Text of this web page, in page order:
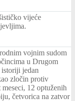
vijeće
vojnim sudom
u Drugom
jedan
zločin protiv
12 optuženih
četvorica na zatvor